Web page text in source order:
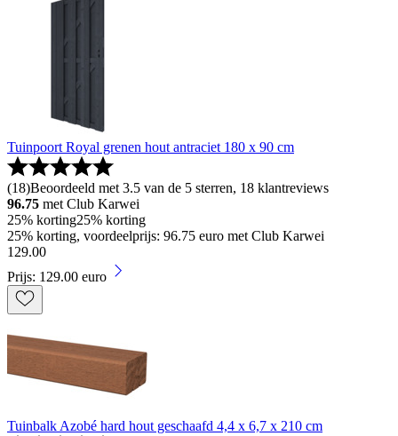
Tuinpoort Royal grenen hout antraciet 180 x 90 cm
(18)Beoordeeld met 3.5 van de 5 sterren, 18 klantreviews
96.75 met Club Karwei
25% korting25% korting
25% korting, voordeelprijs: 96.75 euro met Club Karwei
129.00
Prijs: 129.00 euro
Tuinbalk Azobé hard hout geschaafd 4,4 x 6,7 x 210 cm